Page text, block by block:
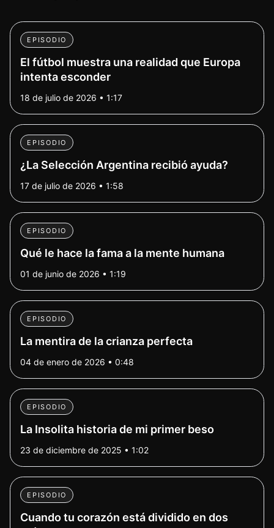
EPISODIO
El fútbol muestra una realidad que Europa
intenta esconder
18 de julio de 2026 • 1:17
EPISODIO
¿La Selección Argentina recibió ayuda?
17 de julio de 2026 • 1:58
EPISODIO
Qué le hace la fama a la mente humana
01 de junio de 2026 • 1:19
EPISODIO
La mentira de la crianza perfecta
04 de enero de 2026 • 0:48
EPISODIO
La Insolita historia de mi primer beso
23 de diciembre de 2025 • 1:02
EPISODIO
Cuando tu corazón está dividido en dos